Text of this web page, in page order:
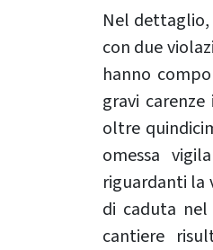
Nel
con due
hanno
gravi
oltre
omessa
riguardanti la
di caduta
cantiere